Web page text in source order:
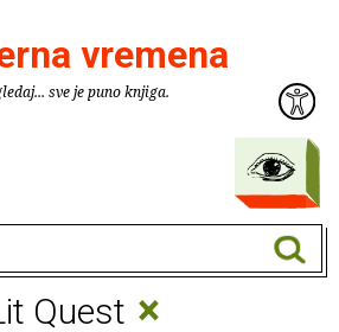
vremena
sve je puno knjiga.
Quest ×